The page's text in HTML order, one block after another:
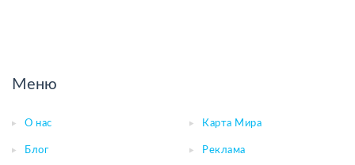
Меню
О нас Карта Мира
Блог Реклама